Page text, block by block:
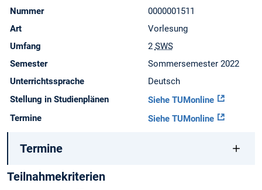
Nummer
0000001511
Art
Vorlesung
Umfang
2 SWS
Semester
Sommersemester 2022
Unterrichtssprache
Deutsch
Stellung in Studienplänen
Siehe TUMonline
Termine
Siehe TUMonline
Termine
Teilnahmekriterien